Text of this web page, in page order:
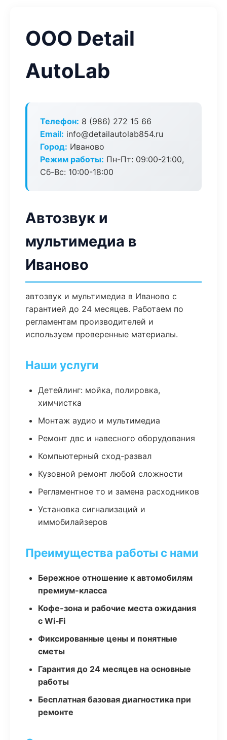
ООО Detail
AutoLab
Телефон: 8 (986) 272 15 66
Email: info@detailautolab854.ru
Город: Иваново
Режим работы: Пн-Пт: 09:00-21:00,
Сб-Вс: 10:00-18:00
Автозвук и
мультимедиа в
Иваново
автозвук и мультимедиа в Иваново с
гарантией до 24 месяцев. Работаем по
регламентам производителей и
используем проверенные материалы.
Наши услуги
Детейлинг: мойка, полировка,
химчистка
Монтаж аудио и мультимедиа
Ремонт двс и навесного оборудования
Компьютерный сход-развал
Кузовной ремонт любой сложности
Регламентное то и замена расходников
Установка сигнализаций и
иммобилайзеров
Преимущества работы с нами
Бережное отношение к автомобилям
премиум-класса
Кофе-зона и рабочие места ожидания
с Wi‑Fi
Фиксированные цены и понятные
сметы
Гарантия до 24 месяцев на основные
работы
Бесплатная базовая диагностика при
ремонте